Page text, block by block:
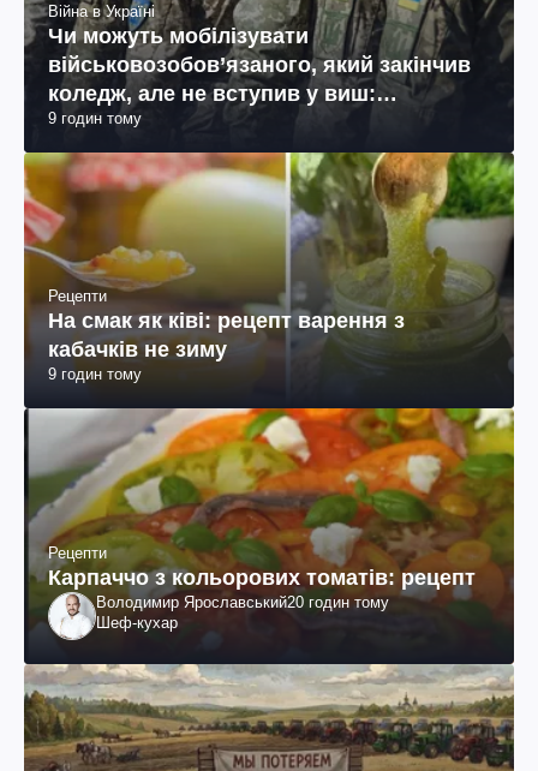
Війна в Україні
Чи можуть мобілізувати
військовозобов’язаного, який закінчив
коледж, але не вступив у виш:
пояснення юриста
9 годин тому
Рецепти
На смак як ківі: рецепт варення з
кабачків не зиму
9 годин тому
Рецепти
Карпаччо з кольорових томатів: рецепт
Володимир Ярославський20 годин тому
Шеф-кухар